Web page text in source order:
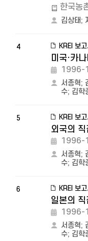
한국농
김상태;
4 KREI 보고
미국·카
1996-
서종혁;
수; 김학
5 KREI 보고
외국의
1996-
서종혁;
수; 김학
6 KREI 보고
일본의
1996-
서종혁;
수; 김학